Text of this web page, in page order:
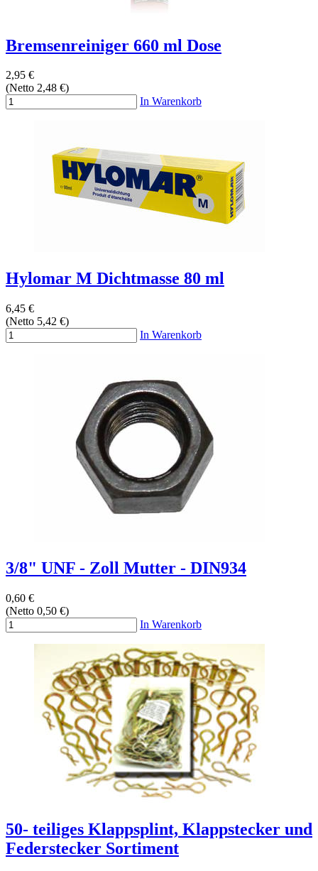
Bremsenreiniger 660 ml Dose
2,95 €
(Netto 2,48 €)
In Warenkorb
Hylomar M Dichtmasse 80 ml
6,45 €
(Netto 5,42 €)
In Warenkorb
3/8" UNF - Zoll Mutter - DIN934
0,60 €
(Netto 0,50 €)
In Warenkorb
50- teiliges Klappsplint, Klappstecker und
Federstecker Sortiment